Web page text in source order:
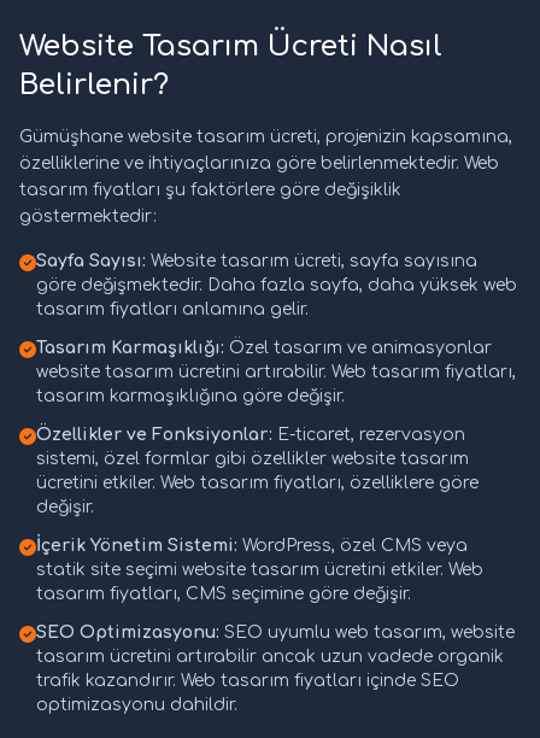
Website Tasarım Ücreti Nasıl
Belirlenir?
Gümüşhane website tasarım ücreti, projenizin kapsamına,
özelliklerine ve ihtiyaçlarınıza göre belirlenmektedir. Web
tasarım fiyatları şu faktörlere göre değişiklik
göstermektedir:
Sayfa Sayısı: Website tasarım ücreti, sayfa sayısına
göre değişmektedir. Daha fazla sayfa, daha yüksek web
tasarım fiyatları anlamına gelir.
Tasarım Karmaşıklığı: Özel tasarım ve animasyonlar
website tasarım ücretini artırabilir. Web tasarım fiyatları,
tasarım karmaşıklığına göre değişir.
Özellikler ve Fonksiyonlar: E-ticaret, rezervasyon
sistemi, özel formlar gibi özellikler website tasarım
ücretini etkiler. Web tasarım fiyatları, özelliklere göre
değişir.
İçerik Yönetim Sistemi: WordPress, özel CMS veya
statik site seçimi website tasarım ücretini etkiler. Web
tasarım fiyatları, CMS seçimine göre değişir.
SEO Optimizasyonu: SEO uyumlu web tasarım, website
tasarım ücretini artırabilir ancak uzun vadede organik
trafik kazandırır. Web tasarım fiyatları içinde SEO
optimizasyonu dahildir.